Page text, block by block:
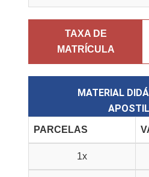
TAXA DE
MATRÍCULA
MATERIAL
PARCELAS
1x